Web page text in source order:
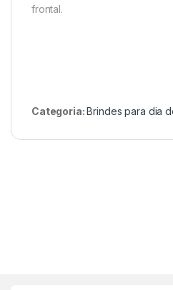
frontal.
Categoria:Brindes para dia